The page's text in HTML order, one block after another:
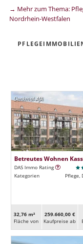
→ Mehr zum Thema:
Nordrhein-Westfalen
Denkmal-AfA
Betreutes Wohnen
DAS Immo Rating
Kategorien
Pflege,
32,76 m²
Fläche von
259.660,00 €
Kaufpreise ab